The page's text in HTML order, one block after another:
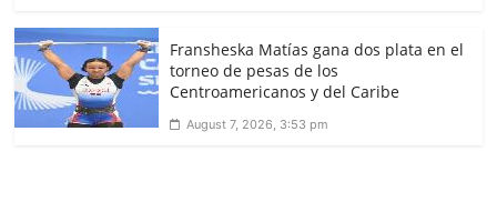
Fransheska Matías gana dos plata en el
torneo de pesas de los
Centroamericanos y del Caribe
August 7, 2026, 3:53 pm